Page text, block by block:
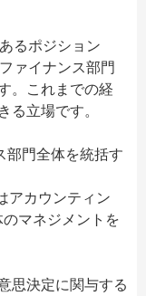
るポジション
ァイナンス部門
。これまでの経
る立場です。
門全体を統括す
アカウンティン
マネジメントを
思決定に関与する